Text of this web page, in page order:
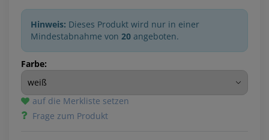
Hinweis: Dieses Produkt wird nur in einer
Mindestabnahme von 20 angeboten.
Farbe:
auf die Merkliste setzen
Frage zum Produkt